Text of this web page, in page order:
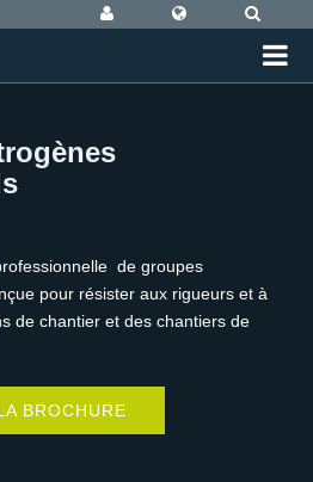
de groupes
pour résister aux rigueurs et à
de chantier et des chantiers de
BROCHURE